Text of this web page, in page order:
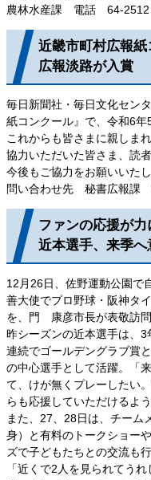
農林水産課 電話 64-2512
近畿市町村広報紙
広報淡路が入賞
毎日新聞社・毎日文化セン
紙コンクール』で、令和6年
これからも皆さまに親しま
協力いただいた皆さま、読
今後もご協力をお願いいたし
問い合わせ先 秘書広報
ファンの応援が力
近本選手、来季へ
12月26日、佐野運動公園で
善大使でプロ野球・阪神タ
を、門 康彦市長が表敬訪問
昨シーズンの近本選手は、
連続でゴールデングラブ賞
の中心選手として活躍。「
て、けが無くプレーしたい
らも応援していただけるよ
また、27、28日は、チーム
身）と有料のトークショー
ズで子どもたちとの交流も
「近くで2人を見られてう